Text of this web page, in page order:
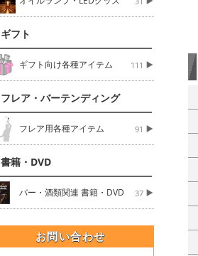
ギフト
ギフト向け各種アイテム 111
フレア・バーテンディング
フレア用各種アイテム 91
書籍・DVD
バー・酒類関連 書籍・DVD 37
お問い合わせ